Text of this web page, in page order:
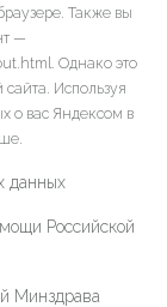
Также вы
—
Однако это
Используя
о вас Яндексом в
данных
Российской
Минздрава